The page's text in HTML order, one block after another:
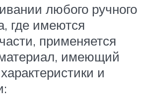
любого ручного
где имеются
применяется
имеющий
и